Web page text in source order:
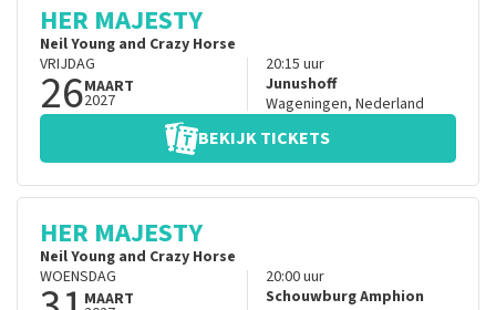
HER MAJESTY
Neil Young and Crazy Horse
VRIJDAG
26MAART
2027
20:15 uur
Junushoff
Wageningen, Nederland
BEKIJK TICKETS
HER MAJESTY
Neil Young and Crazy Horse
WOENSDAG
MAART
20:00uur
Schouwburg Amphion